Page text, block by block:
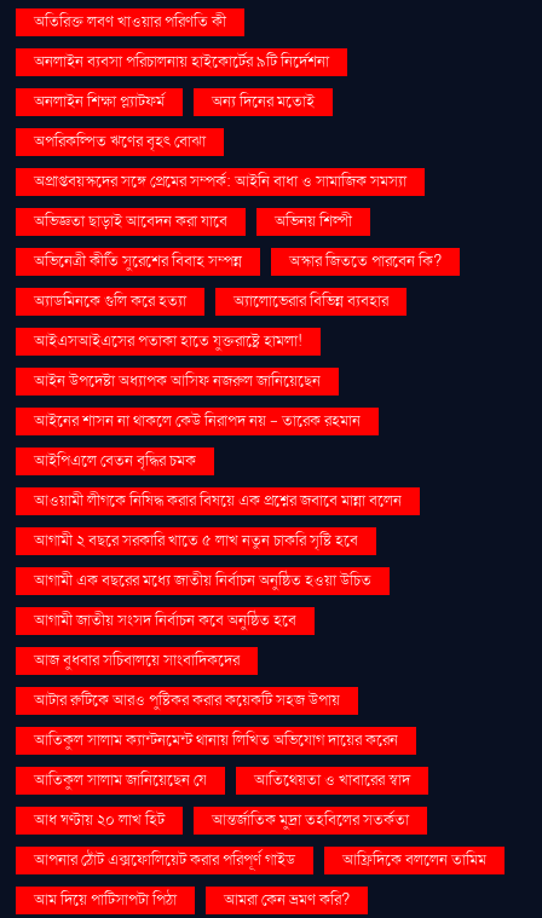
অতিরিক্ত লবণ খাওয়ার পরিণতি কী
অনলাইন ব্যবসা পরিচালনায় হাইকোর্টের ৯টি নির্দেশনা
অনলাইন শিক্ষা প্ল্যাটফর্ম
অন্য দিনের মতোই
অপরিকল্পিত ঋণের বৃহৎ বোঝা
অপ্রাপ্তবয়স্কদের সঙ্গে প্রেমের সম্পর্ক: আইনি বাধা ও সামাজিক সমস্যা
অভিজ্ঞতা ছাড়াই আবেদন করা যাবে
অভিনয় শিল্পী
অভিনেত্রী কীর্তি সুরেশের বিবাহ সম্পন্ন
অস্কার জিততে পারবেন কি?
অ্যাডমিনকে গুলি করে হত্যা
অ্যালোভেরার বিভিন্ন ব্যবহার
আইএসআইএসের পতাকা হাতে যুক্তরাষ্ট্রে হামলা!
আইন উপদেষ্টা অধ্যাপক আসিফ নজরুল জানিয়েছেন
আইনের শাসন না থাকলে কেউ নিরাপদ নয় - তারেক রহমান
আইপিএলে বেতন বৃদ্ধির চমক
আওয়ামী লীগকে নিষিদ্ধ করার বিষয়ে এক প্রশ্নের জবাবে মান্না বলেন
আগামী ২ বছরে সরকারি খাতে ৫ লাখ নতুন চাকরি সৃষ্টি হবে
আগামী এক বছরের মধ্যে জাতীয় নির্বাচন অনুষ্ঠিত হওয়া উচিত
আগামী জাতীয় সংসদ নির্বাচন কবে অনুষ্ঠিত হবে
আজ বুধবার সচিবালয়ে সাংবাদিকদের
আটার রুটিকে আরও পুষ্টিকর করার কয়েকটি সহজ উপায়
আতিকুল সালাম ক্যান্টনমেন্ট থানায় লিখিত অভিযোগ দায়ের করেন
আতিকুল সালাম জানিয়েছেন যে
আতিথেয়তা ও খাবারের স্বাদ
আধ ঘণ্টায় ২০ লাখ হিট
আন্তর্জাতিক মুদ্রা তহবিলের সতর্কতা
আপনার ঠোঁট এক্সফোলিয়েট করার পরিপূর্ণ গাইড
আফ্রিদিকে বললেন তামিম
আম দিয়ে পাটিসাপটা পিঠা
আমরা কেন ভ্রমণ করি?